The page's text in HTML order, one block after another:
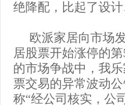
绝降配，比起了设
欧派家居向市场
居股票开始涨停的
的市场争战中，我
票交易的异常波动
称“经公司核实，公